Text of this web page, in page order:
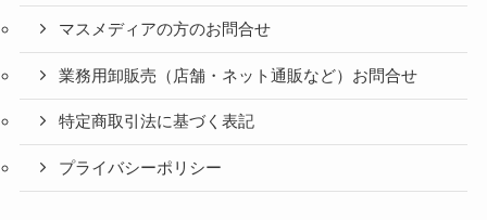
マスメディアの方のお問合せ
業務用卸販売（店舗・ネット通販など）お問合せ
特定商取引法に基づく表記
プライバシーポリシー